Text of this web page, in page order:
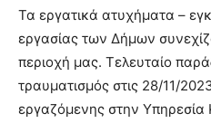
Τα εργατικά ατυχήματα –
εργασίας των Δήμων
περιοχή μας. Τελευταίο
τραυματισμός στις 28/11/
εργαζόμενης στην